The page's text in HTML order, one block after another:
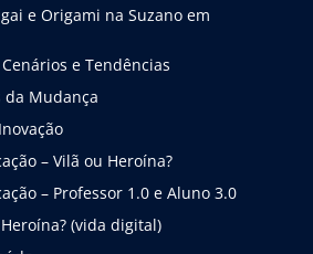
e Origami na Suzano em
e Tendências
da Mudança
– Vilã ou Heroína?
– Professor 1.0 e Aluno 3.0
(vida digital)